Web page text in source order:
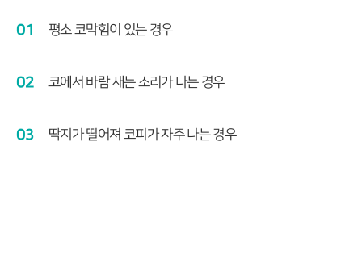
01 평소 코막힘이 있는 경우
02 코에서 바람 새는 소리가 나는 경우
03 딱지가 떨어져 코피가 자주 나는 경우